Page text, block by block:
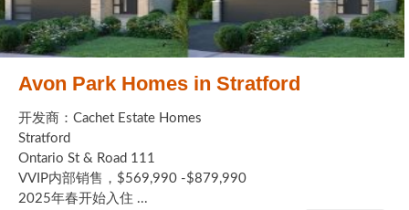
Avon Park Homes in Stratford
开发商：Cachet Estate Homes
Stratford
Ontario St & Road 111
VVIP内部销售，$569,990 -$879,990
2025年春开始入住 ...